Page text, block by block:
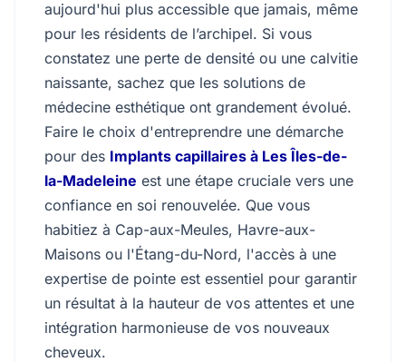
aujourd'hui plus accessible que jamais, même
pour les résidents de l’archipel. Si vous
constatez une perte de densité ou une calvitie
naissante, sachez que les solutions de
médecine esthétique ont grandement évolué.
Faire le choix d'entreprendre une démarche
pour des Implants capillaires à Les Îles-de-
la-Madeleine est une étape cruciale vers une
confiance en soi renouvelée. Que vous
habitiez à Cap-aux-Meules, Havre-aux-
Maisons ou l'Étang-du-Nord, l'accès à une
expertise de pointe est essentiel pour garantir
un résultat à la hauteur de vos attentes et une
intégration harmonieuse de vos nouveaux
cheveux.